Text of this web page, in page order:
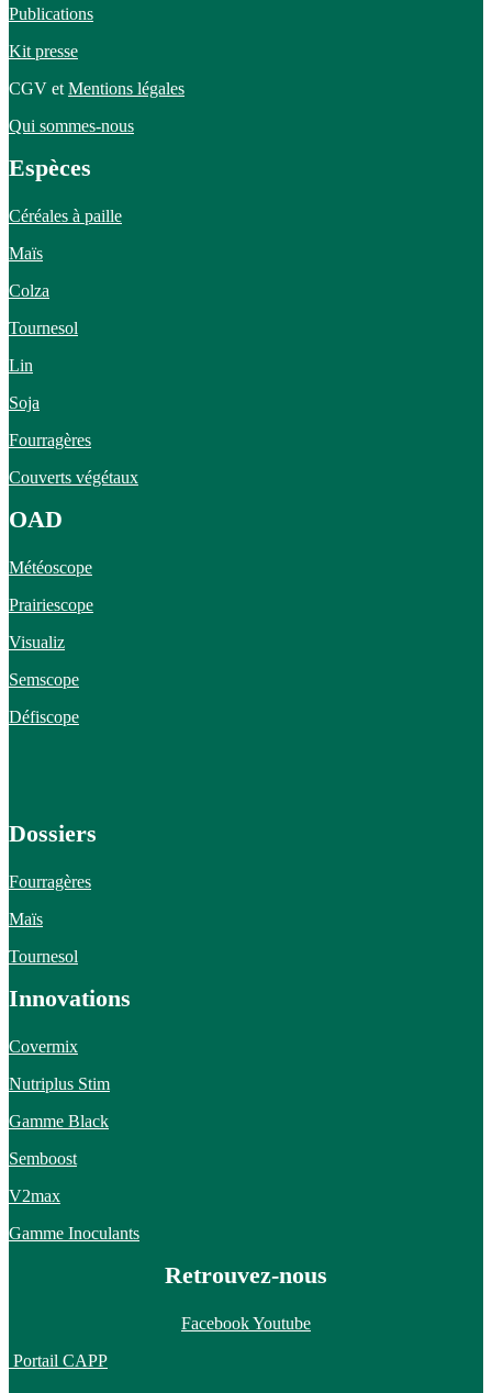
Publications
Kit presse
CGV et Mentions légales
Qui sommes-nous
Espèces
Céréales à paille
Maïs
Colza
Tournesol
Lin
Soja
Fourragères
Couverts végétaux
OAD
Météoscope
Prairiescope
Visualiz
Semscope
Défiscope
Dossiers
Fourragères
Maïs
Tournesol
Innovations
Covermix
Nutriplus Stim
Gamme Black
Semboost
V2max
Gamme Inoculants
Retrouvez-nous
FacebookYoutube
Portail CAPP